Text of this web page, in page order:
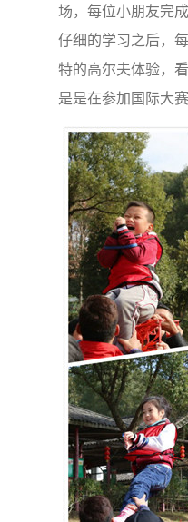
场，每位小朋友完
仔细的学习之后，
特的高尔夫体验，
是是在参加国际大赛